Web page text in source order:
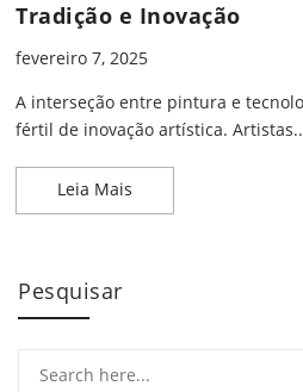
Tradição e Inovação
fevereiro 7, 2025
A interseção entre pintura e
fértil de inovação artística.
Leia Mais
Pesquisar